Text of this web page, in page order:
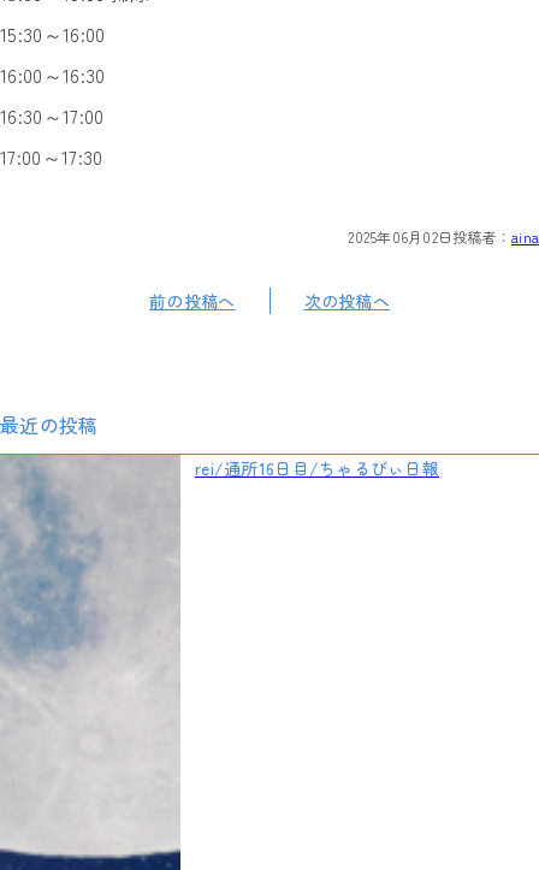
15:30～16:00
16:00～16:30
16:30～17:00
17:00～17:30
2025年06月02日投稿者：aina
前の投稿へ 次の投稿へ
最近の投稿
rei/通所16日目/ちゃるびぃ日報